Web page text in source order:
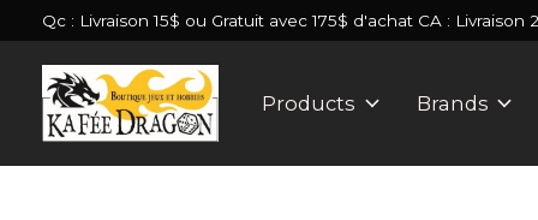
Qc : Livraison 15$ ou Gratuit avec 175$ d'achat CA : Livraison
Products Brands